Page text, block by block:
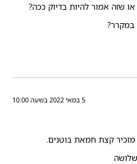
שזה אמור להיות בדיוק ככה?
במקרר?
5 במאי 2022 בשעה 10:00
קצת חמאת בוטנים.